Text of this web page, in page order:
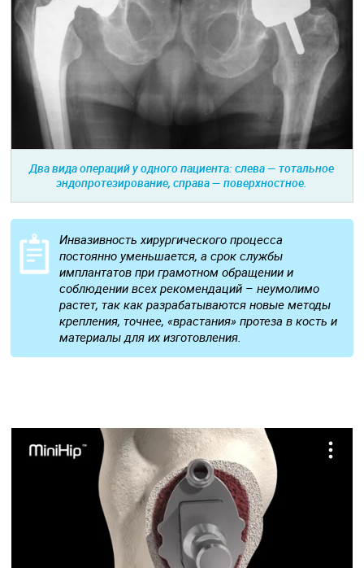
Два вида операций у одного пациента: слева — тотальное
эндопротезирование, справа — поверхностное.
Инвазивность хирургического процесса
постоянно уменьшается, а срок службы
имплантатов при грамотном обращении и
соблюдении всех рекомендаций – неумолимо
растет, так как разрабатываются новые методы
крепления, точнее, «врастания» протеза в кость и
материалы для их изготовления.